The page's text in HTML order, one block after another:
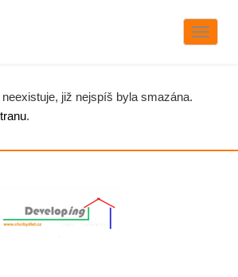
již nejspíš byla smazána.
.